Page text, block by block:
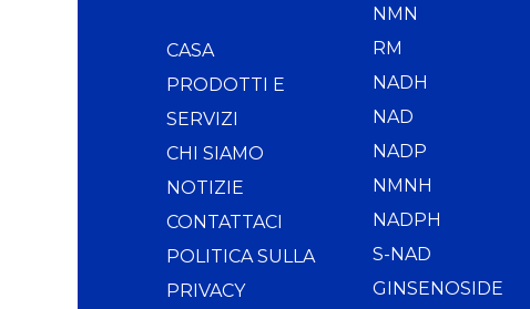
CASA
PRODOTTI E
SERVIZI
CHI SIAMO
NOTIZIE
CONTATTACI
POLITICA SULLA
PRIVACY
NMN
RM
NADH
NAD
NADP
NMNH
NADPH
S-NAD
GINSENOSIDE